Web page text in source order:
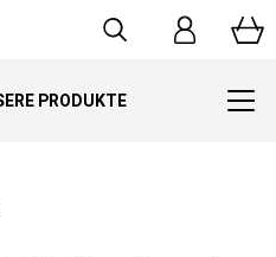
PRODUKTE